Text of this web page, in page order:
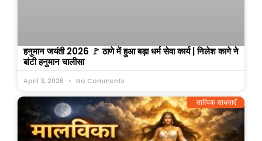
हनुमान जयंती 2026 🚩 ठाणे में हुआ बड़ा धर्म सेवा कार्य | निलेश कागे ने
बांटी हनुमान चालीसा
April 3, 2026 No Comments
सात्विक साधनाएँ